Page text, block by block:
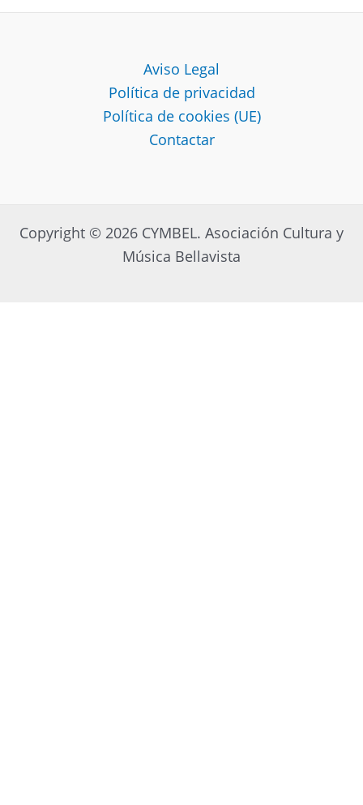
Aviso Legal
Política de privacidad
Política de cookies (UE)
Contactar
Copyright © 2026 CYMBEL. Asociación Cultura y
Música Bellavista